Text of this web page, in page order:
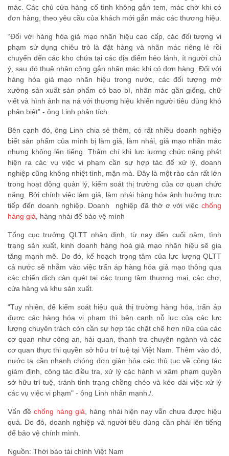
mác. Các chủ cửa hàng cố tình không gắn tem, mác chờ khi có
đơn hàng, theo yêu cầu của khách mới gắn mác các thương hiệu.
“Đối với hàng hóa giả mạo nhãn hiệu cao cấp, các đối tượng vi
phạm sử dụng chiêu trò là đặt hàng và nhãn mác riêng lẻ rồi
chuyển đến các kho chứa tại các địa điểm hẻo lánh, ít người chú
ý, sau đó thuê nhân công gắn nhãn mác khi có đơn hàng. Đối với
hàng hóa giả mạo nhãn hiệu trong nước, các đối tượng mở
xưởng sản xuất sản phẩm có bao bì, nhãn mác gần giống, chữ
viết và hình ảnh na ná với thương hiệu khiến người tiêu dùng khó
phân biệt” - ông Linh phân tích.
Bên cạnh đó, ông Linh chia sẻ thêm, có rất nhiều doanh nghiệp
biết sản phẩm của mình bị làm giả, làm nhái, giả mạo nhãn mác
nhưng không lên tiếng. Thậm chí khi lực lượng chức năng phát
hiện ra các vụ việc vi phạm cần sự hợp tác để xử lý, doanh
nghiệp cũng không nhiệt tình, mặn mà. Đây là một rào cản rất lớn
trong hoạt động quản lý, kiểm soát thị trường của cơ quan chức
năng. Bởi chính việc làm giả, làm nhái hàng hóa ảnh hưởng trực
tiếp đến doanh nghiệp. Doanh nghiệp đã thờ ơ với việc chống
hàng giả , hàng nhái để bảo vệ mình
Tổng cục trưởng QLTT nhận định, từ nay đến cuối năm, tình
trạng sản xuất, kinh doanh hàng hoá giả mạo nhãn hiệu sẽ gia
tăng mạnh mẽ. Do đó, kế hoạch trọng tâm của lực lượng QLTT
cả nước sẽ nhằm vào việc trấn áp hàng hóa giả mạo thông qua
các chiến dịch càn quét tại các trung tâm thương mại, các chợ,
cửa hàng và khu sản xuất.
“Tuy nhiên, để kiểm soát hiệu quả thị trường hàng hóa, trấn áp
được các hàng hóa vi phạm thì bên cạnh nỗ lực của các lực
lượng chuyên trách còn cần sự hợp tác chặt chẽ hơn nữa của các
cơ quan như công an, hải quan, thanh tra chuyên ngành và các
cơ quan thực thi quyền sở hữu trí tuệ tại Việt Nam. Thêm vào đó,
nước ta cần nhanh chóng đơn giản hóa các thủ tục về công tác
giám định, công tác điều tra, xử lý các hành vi xâm phạm quyền
sở hữu trí tuệ, tránh tình trạng chồng chéo và kéo dài việc xử lý
các vụ việc vi phạm" - ông Linh nhấn mạnh./.
Vấn đề chống hàng giả , hàng nhái hiện nay vẫn chưa được hiệu
quả. Do đó, doanh nghiệp và người tiêu dùng cần phải lên tiếng
để bảo vệ chính mình.
Nguồn: Thời báo tài chính Việt Nam